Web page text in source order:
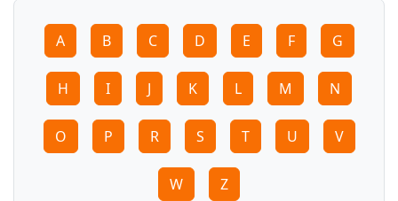
A B C D E F G
H I J K L M N
O P R S T U V
W Z